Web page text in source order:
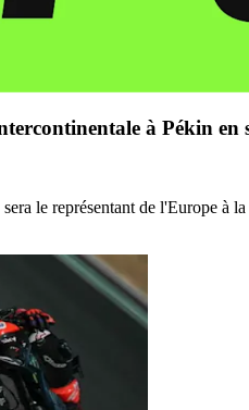
à Pékin en
le représentant de l'Europe à